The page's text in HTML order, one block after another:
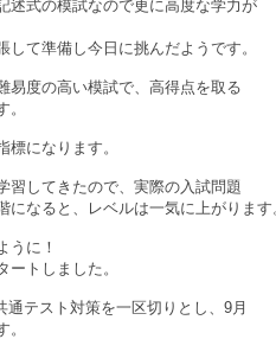
述式の模試なので更に高度な学力が
て準備し今日に挑んだようです。
易度の高い模試で、高得点を取る
になります。
習してきたので、実際の入試問題
になると、レベルは一気に上がります
うに！
ートしました。
テスト対策を一区切りとし、9月